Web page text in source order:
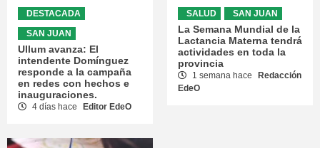
DESTACADA
SAN JUAN
Ullum avanza: El
intendente Domínguez
responde a la campaña
en redes con hechos e
inauguraciones.
4 días hace Editor EdeO
SALUD
SAN JUAN
La Semana Mundial de la
Lactancia Materna tendrá
actividades en toda la
provincia
1 semana hace
Redacción
EdeO